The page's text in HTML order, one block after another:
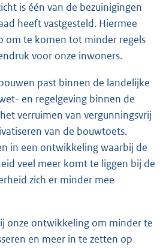
is één van de bezuinigingen
heeft vastgesteld. Hiermee
om te komen tot minder regels
voor onze inwoners.
past binnen de landelijke
en regelgeving binnen de
verruimen van vergunningsvrij
van de bouwtoets.
in een ontwikkeling waarbij de
veel meer komt te liggen bij de
zich er minder mee
onze ontwikkeling om minder te
en meer in te zetten op